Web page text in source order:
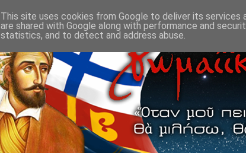
This site uses cookies from Google to deliver its services
are shared with Google along with performance and
statistics, and to detect and address abuse.